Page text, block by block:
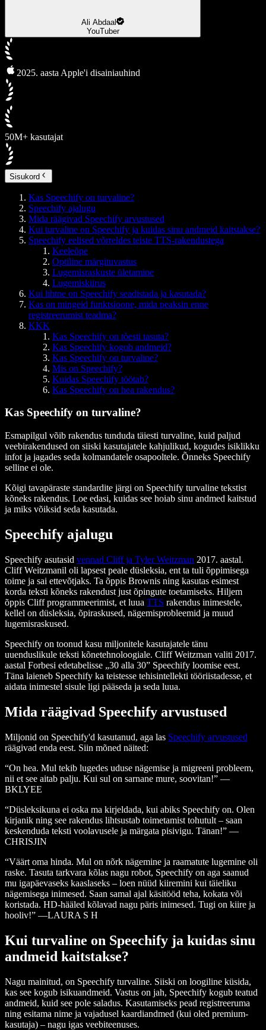
Ali Abdaal
YouTuber
2025. aasta Apple'i disainiauhind
50M+ kasutajat
Sisukord
Kas Speechify on turvaline?
Speechify ajalugu
Mida räägivad Speechify arvustused
Kui turvaline on Speechify ja kuidas sinu andmeid kaitstakse?
Speechify eelised võrreldes teiste TTS-rakendustega
Keeleõpe
Optiline märgituvastus
Lugemisraskuste ületamine
Lugemiskiirus
Kui lihtne on Speechify seadistada ja kasutada?
Kas on mingeid funktsioone, mida peaksin enne
registreerumist teadma?
KKK
Kas Speechify on tõesti tasuta?
Kas Speechify kogub andmeid?
Kas Speechify on turvaline?
Mis on Speechify?
Kuidas Speechify töötab?
Kas Speechify on hea rakendus?
Kas Speechify on turvaline?
Esmapilgul võib rakendus tunduda täiesti turvaline, kuid paljud
veebirakendused on siiski kasutajatele kahjulikud, kogudes isiklikku
infot ja jagades seda kolmandatele osapooltele. Õnneks Speechify
selline ei ole.
Kõigi tavapäraste standardite järgi on Speechify turvaline tekstist
kõneks rakendus. Loe edasi, kuidas see hoiab sinu andmed kaitstud
ja miks võiksid seda kasutada.
Speechify ajalugu
Speechify asutasid vennad Cliff ja Tyler Weitzman 2017. aastal.
Cliff Weitzmanil oli lapsest peale düsleksia, ent ta tuli õppimisega
toime ja sai ettevõtjaks. Ta õppis Brownis ning kasutas esimest
korda teksti kõneks rakendust just õpingute toetamiseks. Hiljem
õppis Cliff programmeerimist, et luua TTS rakendus inimestele,
kellel on düsleksia, õpiraskused, nägemisprobleemid ja muud
lugemisraskused.
Speechify on toonud kasu miljonitele kasutajatele tänu
uuenduslikule teksti kõnetehnoloogiale. Cliff Weitzman valiti 2017.
aastal Forbesi edetabelisse „30 alla 30” Speechify loomise eest.
Täna laieneb Speechify ka teistesse tehisintellekti tööriistadesse, et
aidata inimestel sisule ligi pääseda ja seda luua.
Mida räägivad Speechify arvustused
Miljonid on Speechify'd kasutanud, aga las Speechify arvustused
räägivad enda eest. Siin mõned näited:
“On hea. Mul tekib lugedes uduse nägemise ja migreeni probleem,
nii et see aitab palju. Kui sul on sarnane mure, soovitan!” —
BKLYEE
“Düsleksikuna ei oska ma kirjeldada, kui abiks Speechify on. Olen
kirjanik ning see rakendus lihtsustab toimetamist tohutult – saan
keskenduda teksti voolavusele ja märgata pisivigu. Tänan!” —
CHRISJIN
“Väärt oma hinda. Mul on nõrk nägemine ja raamatute lugemine oli
raske. Tasuta tarkvara kõlas nagu robot, Speechify on aga saanud
mu igapäevaseks kaaslaseks – loen nüüd kiiremini kui täieliku
nägemisega inimesed. Saan samal ajal käsitööd teha, kokata või
koristada. HD-hääled kõlavad nagu päris inimesed. Tugi on kiire ja
hooliv!” —LAURA S H
Kui turvaline on Speechify ja kuidas sinu
andmeid kaitstakse?
Nagu mainitud, on Speechify turvaline. Siiski on loogiline küsida,
kas see kogub isikuandmeid. Vastus on jah, Speechify kogub teatud
andmeid, kuid see pole saladus. Kasutamiseks pead registreeruma
ning esitama nime ja vajadusel kaardiandmed (kui oled premium-
kasutaja) – nagu igas veebiteenuses.